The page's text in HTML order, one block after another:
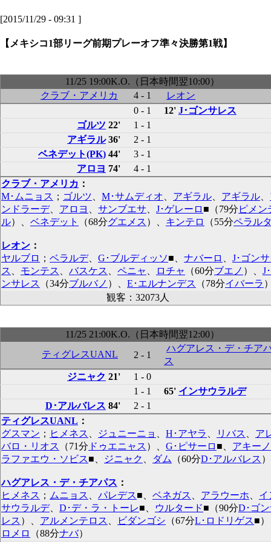
[2015/11/29 - 09:31 ]
【メキシコ1部リーグ前期プレーオフ準々決勝第1戦】
11/25 19:00K.O.（日本時間翌10:00）
クラブ・アメリカ
4 - 1
レオン
0 - 1
12' J･ゴンサレス
ゴルツ 22'
1 - 1
アギラル36'
2 - 1
ベネデット(PK) 44'
3 - 1
アロヨ 74'
4 - 1
クラブ・アメリカ ：
M･ムニョス ； ゴルツ M･サムディオ アギラル アギラル
ンドラーデ、 アロヨ サンブエサ J･ゲレーロ ■ （79分 ピメン
ル）、 ベネデット （68分グエメス ）、 キンテロ （55分ペラルタ
レオン ：
ヤルブロ ； ベラルデ、 G･ブルディッソ■ ナバーロ
J･ゴンサ
ス
モンテス バスケス ペニャ ロチャ （60分ブエノ ）、 J
ンサレス
（34分ブルバノ ）、 E･エルナンデス （78分イバーラ ）
観客：32073人
11/25 21:00K.O.（日本時間翌12:00）
ティグレスUANL
2 - 1
ハグアレス・デ・チア
ス
ジニャク 21'
1 - 0
1 - 1
65' インサウラルデ
D･アルバレス 84'
2 - 1
ティグレスUANL ：
グスマン ； ヒメネス ジュニーニョ H･アヤラ リバス
ア
バロ・リオス
（71分 ドゥエニャス ）、 G･ピサーロ ■ アキーノ
ラファエウ・ソビス■ ジニャク ダム （60分D･アルバレス ）
ハグアレス・デ・チアパス ：
ヒメネス ； ムニョス パレデス■ ベネガス アラウーホ
イ
サウラルデ、 D･デ・ラ・トーレ■ ウルタード■ （90分D･ゴ
レス ）、 アルメンテロス ビダンゴシ （67分L･ロドリゲス■）
ロメロ
（88分ナバ）